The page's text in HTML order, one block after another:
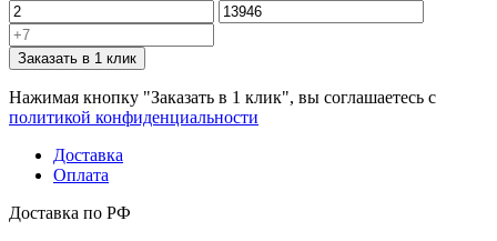
Заказать в 1 клик
Нажимая кнопку "Заказать в 1 клик", вы соглашаетесь с
политикой конфиденциальности
Доставка
Оплата
Доставка по РФ